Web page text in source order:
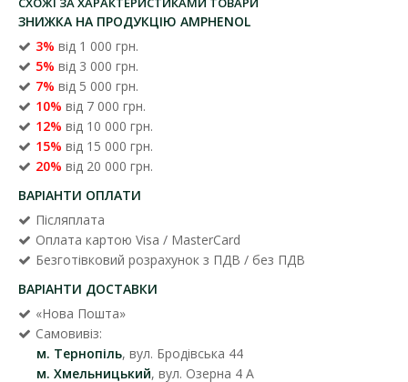
ЗНИЖКА НА ПРОДУКЦІЮ AMPHENOL
3% від 1 000 грн.
5% від 3 000 грн.
7% від 5 000 грн.
10% від 7 000 грн.
12% від 10 000 грн.
15% від 15 000 грн.
20% від 20 000 грн.
ВАРІАНТИ ОПЛАТИ
Післяплата
Оплата картою Visa / MasterCard
Безготівковий розрахунок з ПДВ / без ПДВ
ВАРІАНТИ ДОСТАВКИ
«Нова Пошта»
Самовивіз:
м. Тернопіль, вул. Бродівська 44
м. Хмельницький, вул. Озерна 4 А